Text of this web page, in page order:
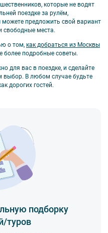
которые не водят
поездке за рулём,
можете предложить свой вариант
свободные места.
о том, как добраться из Москвы
более подробные советы.
для вас в поездке, и сделайте
В любом случае будьте
дорогих гостей.
подборку
туров